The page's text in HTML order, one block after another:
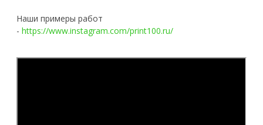
Наши примеры работ
- https://www.instagram.com/print100.ru/